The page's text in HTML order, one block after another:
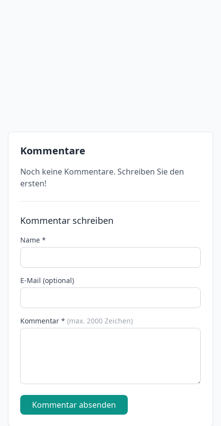
Kommentare
Noch keine Kommentare. Schreiben Sie den
ersten!
Kommentar schreiben
Name *
E-Mail (optional)
Kommentar * (max. 2000 Zeichen)
Kommentar absenden